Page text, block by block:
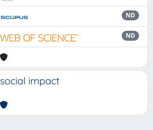
ND
ND
social impact